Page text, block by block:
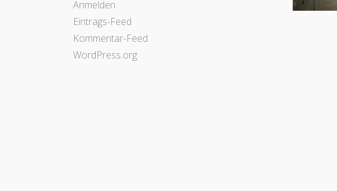
Anmelden
Eintrags-Feed
Kommentar-Feed
WordPress.org